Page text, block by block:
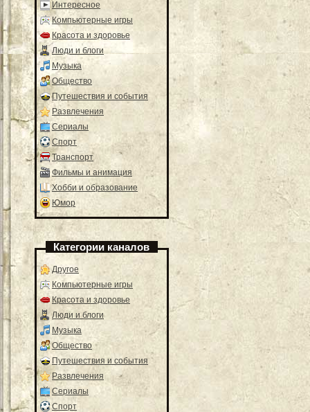
Интересное
Компьютерные игры
Красота и здоровье
Люди и блоги
Музыка
Общество
Путешествия и события
Развлечения
Сериалы
Спорт
Транспорт
Фильмы и анимация
Хобби и образование
Юмор
Категории каналов
Другое
Компьютерные игры
Красота и здоровье
Люди и блоги
Музыка
Общество
Путешествия и события
Развлечения
Сериалы
Спорт